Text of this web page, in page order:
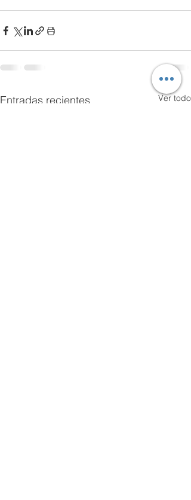
Entradas recientes Ver todo